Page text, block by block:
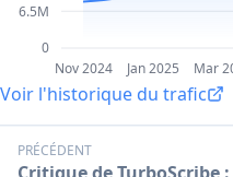
Nov 2024 Jan 2025 Mar
0
6.5M
Voir l'historique du trafic
PRÉCÉDENT
Critique de TurboScribe :